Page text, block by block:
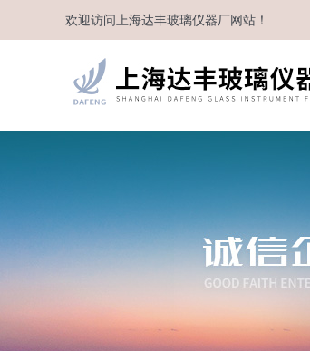
欢迎访问 上海达丰玻璃仪器厂网站！